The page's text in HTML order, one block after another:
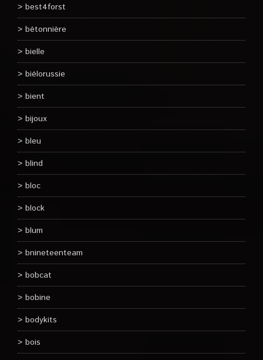
best4forst
bétonnière
bielle
biélorussie
bient
bijoux
bleu
blind
bloc
block
blum
bnineteenteam
bobcat
bobine
bodykits
bois